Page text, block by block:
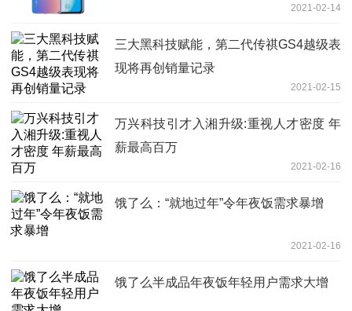
2021-02-14
三大黑科技赋能，第二代传祺GS4越级表
现将再创销量记录
2021-02-15
万兴科技引才入湘升级:重视人才密度 年
薪最高百万
2021-02-16
饿了么：“就地过年”令年夜饭需求暴增
2021-02-16
饿了么半成品年夜饭年轻用户需求大增